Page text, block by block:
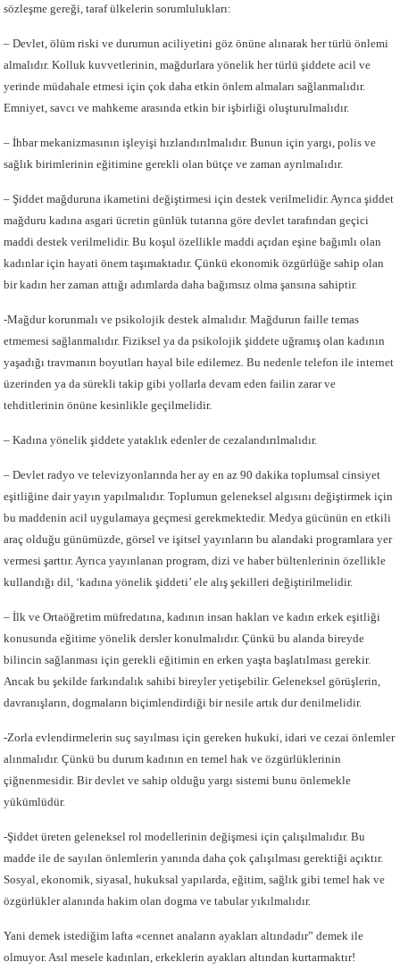
sözleşme gereği, taraf ülkelerin sorumlulukları:
– Devlet, ölüm riski ve durumun aciliyetini göz önüne alınarak her türlü önlemi
almalıdır. Kolluk kuvvetlerinin, mağdurlara yönelik her türlü şiddete acil ve
yerinde müdahale etmesi için çok daha etkin önlem almaları sağlanmalıdır.
Emniyet, savcı ve mahkeme arasında etkin bir işbirliği oluşturulmalıdır.
– İhbar mekanizmasının işleyişi hızlandırılmalıdır. Bunun için yargı, polis ve
sağlık birimlerinin eğitimine gerekli olan bütçe ve zaman ayrılmalıdır.
– Şiddet mağduruna ikametini değiştirmesi için destek verilmelidir. Ayrıca şiddet
mağduru kadına asgari ücretin günlük tutarına göre devlet tarafından geçici
maddi destek verilmelidir. Bu koşul özellikle maddi açıdan eşine bağımlı olan
kadınlar için hayati önem taşımaktadır. Çünkü ekonomik özgürlüğe sahip olan
bir kadın her zaman attığı adımlarda daha bağımsız olma şansına sahiptir.
-Mağdur korunmalı ve psikolojik destek almalıdır. Mağdurun faille temas
etmemesi sağlanmalıdır. Fiziksel ya da psikolojik şiddete uğramış olan kadının
yaşadığı travmanın boyutları hayal bile edilemez. Bu nedenle telefon ile internet
üzerinden ya da sürekli takip gibi yollarla devam eden failin zarar ve
tehditlerinin önüne kesinlikle geçilmelidir.
– Kadına yönelik şiddete yataklık edenler de cezalandırılmalıdır.
– Devlet radyo ve televizyonlarında her ay en az 90 dakika toplumsal cinsiyet
eşitliğine dair yayın yapılmalıdır. Toplumun geleneksel algısını değiştirmek için
bu maddenin acil uygulamaya geçmesi gerekmektedir. Medya gücünün en etkili
araç olduğu günümüzde, görsel ve işitsel yayınların bu alandaki programlara yer
vermesi şarttır. Ayrıca yayınlanan program, dizi ve haber bültenlerinin özellikle
kullandığı dil, ‘kadına yönelik şiddeti’ ele alış şekilleri değiştirilmelidir.
– İlk ve Ortaöğretim müfredatına, kadının insan hakları ve kadın erkek eşitliği
konusunda eğitime yönelik dersler konulmalıdır. Çünkü bu alanda bireyde
bilincin sağlanması için gerekli eğitimin en erken yaşta başlatılması gerekir.
Ancak bu şekilde farkındalık sahibi bireyler yetişebilir. Geleneksel görüşlerin,
davranışların, dogmaların biçimlendirdiği bir nesile artık dur denilmelidir.
-Zorla evlendirmelerin suç sayılması için gereken hukuki, idari ve cezai önlemler
alınmalıdır. Çünkü bu durum kadının en temel hak ve özgürlüklerinin
çiğnenmesidir. Bir devlet ve sahip olduğu yargı sistemi bunu önlemekle
yükümlüdür.
-Şiddet üreten geleneksel rol modellerinin değişmesi için çalışılmalıdır. Bu
madde ile de sayılan önlemlerin yanında daha çok çalışılması gerektiği açıktır.
Sosyal, ekonomik, siyasal, hukuksal yapılarda, eğitim, sağlık gibi temel hak ve
özgürlükler alanında hakim olan dogma ve tabular yıkılmalıdır.
Yani demek istediğim lafta «cennet anaların ayakları altındadır” demek ile
olmuyor. Asıl mesele kadınları, erkeklerin ayakları altından kurtarmaktır!